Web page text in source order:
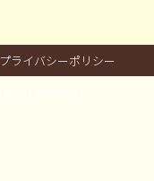
プライバシーポリシー